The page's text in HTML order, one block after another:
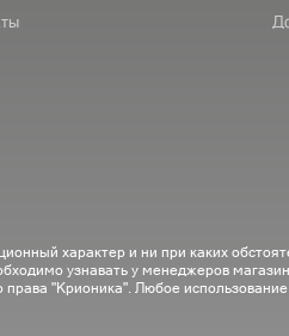
характер и ни при каких
узнавать у менеджеров
"Крионика". Любое